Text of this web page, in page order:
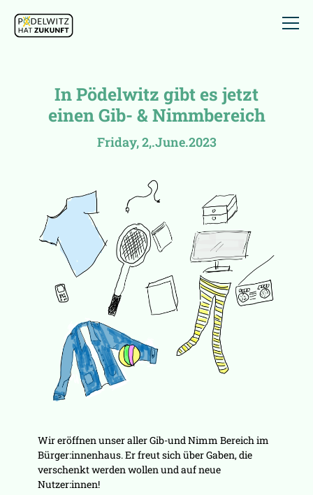
In Pödelwitz gibt es jetzt
einen Gib- & Nimmbereich
Friday, 2,.June.2023
Wir eröffnen unser aller Gib-und Nimm Bereich im
Bürger:innenhaus. Er freut sich über Gaben, die
verschenkt werden wollen und auf neue
Nutzer:innen!